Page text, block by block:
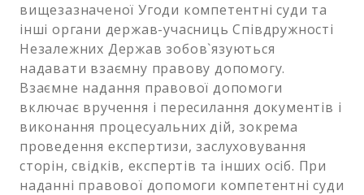
вищезазначеної Угоди компетентні суди та
інші органи держав-учасниць Співдружності
Незалежних Держав зобов`язуються
надавати взаємну правову допомогу.
Взаємне надання правової допомоги
включає вручення і пересилання документів і
виконання процесуальних дій, зокрема
проведення експертизи, заслуховування
сторін, свідків, експертів та інших осіб. При
наданні правової допомоги компетентні суди